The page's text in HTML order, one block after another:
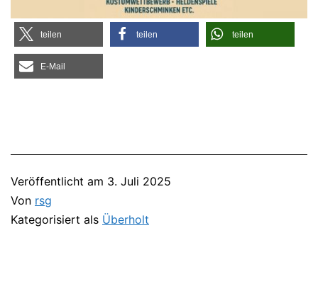
tei­len tei­len tei­len
E‑Mail
Veröffentlicht am 3. Juli 2025
Von rsg
Kategorisiert als Überholt